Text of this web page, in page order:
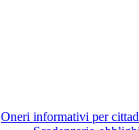
Oneri informativi per